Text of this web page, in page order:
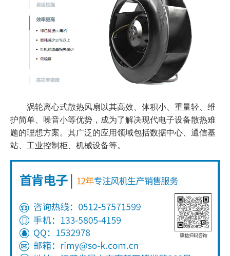
涡轮离心式散热风扇以其高效、体积小、重量轻、维
护简单、噪音小等优势，成为了解决现代电子设备散热难
题的理想方案。其广泛的应用领域包括数据中心、通信基
站、工业控制柜、机械设备等。